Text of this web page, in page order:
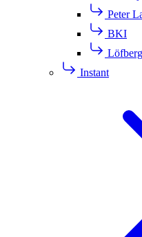
Peter
BKI
Instant